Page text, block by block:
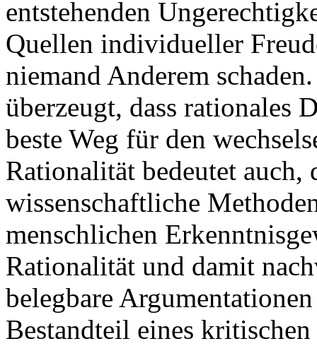
entstehenden
Quellen individueller
niemand Anderem
überzeugt, dass rationales
beste Weg für den
Rationalität bedeutet auch,
wissenschaftliche
menschlichen
Rationalität und damit
belegbare
Bestandteil eines kritischen